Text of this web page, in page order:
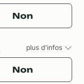
Non
plus d'infos
Non